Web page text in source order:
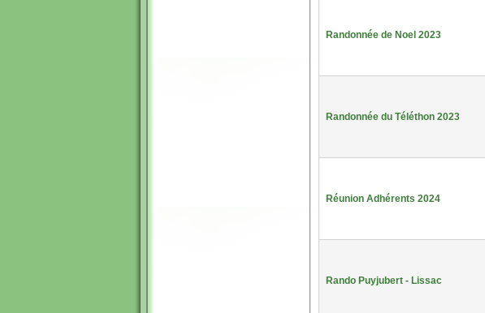
Randonnée de Noel 2023
Randonnée du Téléthon 2023
Réunion Adhérents 2024
Rando Puyjubert - Lissac